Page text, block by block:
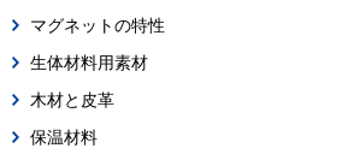
マグネットの特性
生体材料用素材
木材と皮革
保温材料